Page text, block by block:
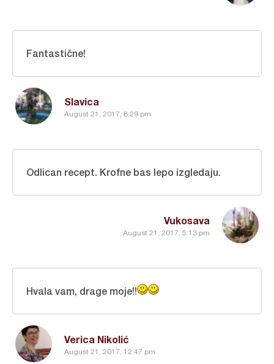
Slavica
August 21, 2017, 8:29 pm
Fantastične!
Vukosava
August 21, 2017, 5:13 pm
Odlican recept. Krofne bas lepo izgledaju.
Verica Nikolić
August 21, 2017, 12:47 pm
Hvala vam, drage moje!!